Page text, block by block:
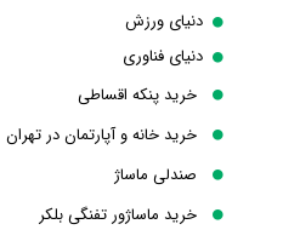
دنیای ورزش
دنیای فناوری
خرید پنکه اقساطی
خرید خانه و آپارتمان در تهران
صندلی ماساژ
خرید ماساژور تفنگی بلکر